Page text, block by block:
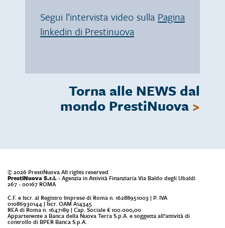
Segui l’intervista video sulla Pagina
linkedin di Prestinuova
Torna alle NEWS dal
mondo PrestiNuova >
© 2026 PrestiNuova All rights reserved
PrestiNuova S.r.l.- Agenzia in Attività Finanziaria Via Baldo degli Ubaldi
267 - 00167 ROMA
C.F. e Iscr. al Registro Imprese di Roma n. 16288951003 | P. IVA
01086930144 | Iscr. OAM A14345
REA di Roma n. 1647189 | Cap. Sociale € 100.000,00
Appartenente a Banca della Nuova Terra S.p.A. e soggetta all’attività di
controllo di BPER Banca S.p.A.